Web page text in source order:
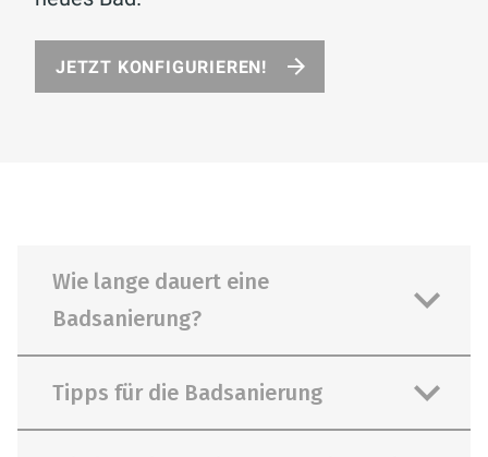
JETZT KONFIGURIEREN!
Wie lange dauert eine
Badsanierung?
Tipps für die Badsanierung